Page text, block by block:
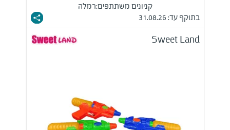
קניונים משתתפים:רמלה
בתוקף עד: 31.08.26
Sweet Land